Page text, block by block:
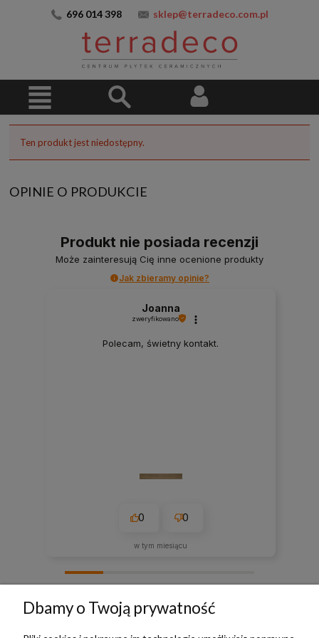
696 014 398 sklep@terradeco.com.pl
Ten produkt jest niedostępny.
OPINIE O PRODUKCIE
Produkt nie posiada recenzji
Może zainteresują Cię inne ocenione produkty
Jak zbieramy opinie?
Joanna
zweryfikowano
Polecam, świetny kontakt.
0 0
w tym miesiącu
Dbamy o Twoją prywatność